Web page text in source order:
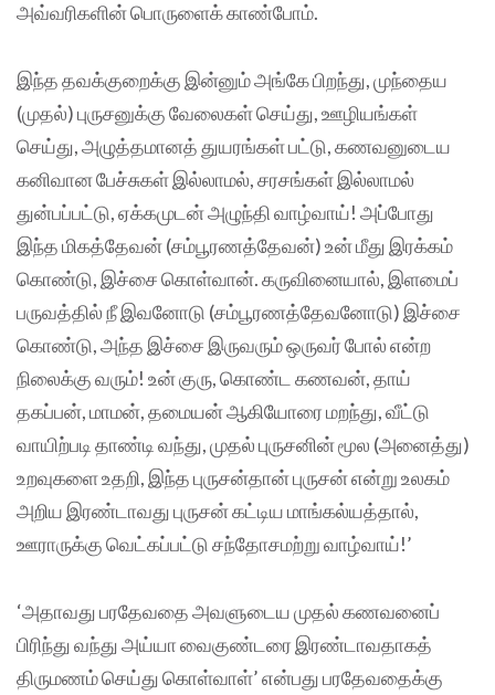
அவ்வரிகளின் பொருளைக் காண்போம்.
இந்த தவக்குறைக்கு இன்னும் அங்கே பிறந்து, முந்தைய
(முதல்) புருசனுக்கு வேலைகள் செய்து, ஊழியங்கள்
செய்து, அழுத்தமானத் துயரங்கள் பட்டு, கணவனுடைய
கனிவான பேச்சுகள் இல்லாமல், சரசங்கள் இல்லாமல்
துன்பப்பட்டு, ஏக்கமுடன் அழுந்தி வாழ்வாய்! அப்போது
இந்த மிகத்தேவன் (சம்பூரணத்தேவன்) உன் மீது இரக்கம்
கொண்டு, இச்சை கொள்வான். கருவினையால், இளமைப்
பருவத்தில் நீ இவனோடு (சம்பூரணத்தேவனோடு) இச்சை
கொண்டு, அந்த இச்சை இருவரும் ஒருவர் போல் என்ற
நிலைக்கு வரும்! உன் குரு, கொண்ட கணவன், தாய்
தகப்பன், மாமன், தமையன் ஆகியோரை மறந்து, வீட்டு
வாயிற்படி தாண்டி வந்து, முதல் புருசனின் மூல (அனைத்து)
உறவுகளை உதறி, இந்த புருசன்தான் புருசன் என்று உலகம்
அறிய இரண்டாவது புருசன் கட்டிய மாங்கல்யத்தால்,
ஊராருக்கு வெட்கப்பட்டு சந்தோசமற்று வாழ்வாய்!’
‘அதாவது பரதேவதை அவளுடைய முதல் கணவனைப்
பிரிந்து வந்து அய்யா வைகுண்டரை இரண்டாவதாகத்
திருமணம் செய்து கொள்வாள்’ என்பது பரதேவதைக்கு